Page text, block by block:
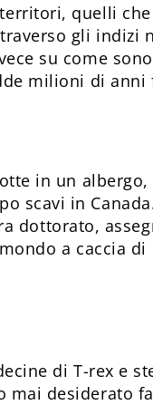
quelli che
gli indizi
su come
milioni di anni
in un albergo,
scavi in
dottorato,
a caccia di
di T-rex e
mai desiderato